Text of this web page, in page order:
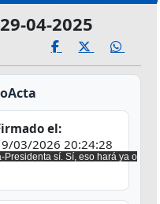
04-2025
el:
03/2026 20:24:28